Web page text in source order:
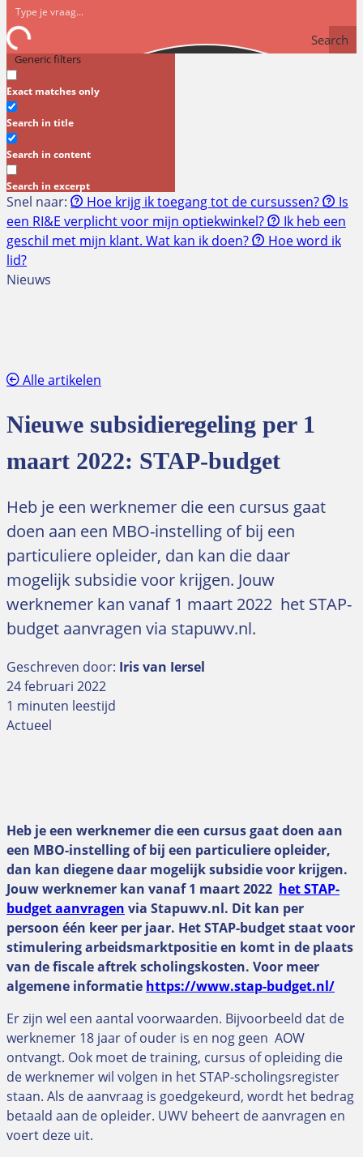
Search
Generic filters
Exact matches only
Search in title
Search in content
Search in excerpt
Snel naar: Hoe krijg ik toegang tot de cursussen?
Is
een RI&E verplicht voor mijn optiekwinkel?
Ik heb een
geschil met mijn klant. Wat kan ik doen?
Hoe word ik
lid?
Nieuws
Alle artikelen
Nieuwe subsidieregeling per 1
maart 2022: STAP-budget
Heb je een werknemer die een cursus gaat
doen aan een MBO-instelling of bij een
particuliere opleider, dan kan die daar
mogelijk subsidie voor krijgen. Jouw
werknemer kan vanaf 1 maart 2022 het STAP-
budget aanvragen via stapuwv.nl.
Geschreven door: Iris van Iersel
24 februari 2022
1 minuten leestijd
Actueel
Heb je een werknemer die een cursus gaat doen aan
een MBO-instelling of bij een particuliere opleider,
dan kan diegene daar mogelijk subsidie voor krijgen.
Jouw werknemer kan vanaf 1 maart 2022 het STAP-
budget aanvragen via Stapuwv.nl. Dit kan per
persoon één keer per jaar. Het STAP-budget staat voor
stimulering arbeidsmarktpositie en komt in de plaats
van de fiscale aftrek scholingskosten. Voor meer
algemene informatie https://www.stap-budget.nl/
Er zijn wel een aantal voorwaarden. Bijvoorbeeld dat de
werknemer 18 jaar of ouder is en nog geen AOW
ontvangt. Ook moet de training, cursus of opleiding die
de werknemer wil volgen in het STAP-scholingsregister
staan. Als de aanvraag is goedgekeurd, wordt het bedrag
betaald aan de opleider. UWV beheert de aanvragen en
voert deze uit.